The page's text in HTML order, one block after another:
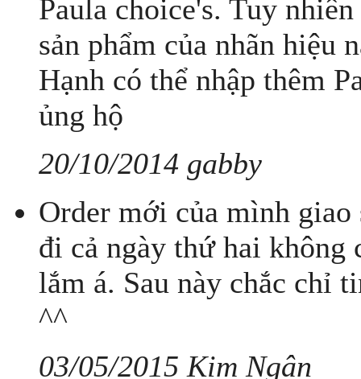
Paula choice's. Tuy
sản phẩm của nhãn hiệu
Hạnh có thể nhập thêm
ủng hộ
20/10/2014 gabby
Order mới của mình
đi cả ngày thứ hai không
lắm á. Sau này chắc chỉ
^^
03/05/2015 Kim Ngân